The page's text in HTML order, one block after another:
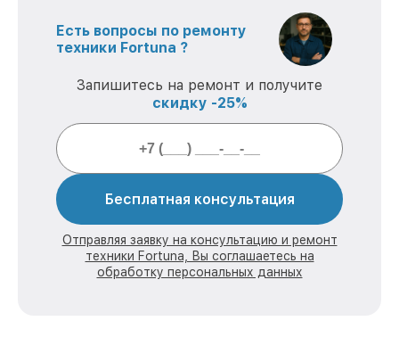
Есть вопросы по ремонту
техники Fortuna ?
Запишитесь на ремонт и получите
скидку -25%
Бесплатная консультация
Отправляя заявку на консультацию и ремонт
техники Fortuna, Вы соглашаетесь на
обработку персональных данных